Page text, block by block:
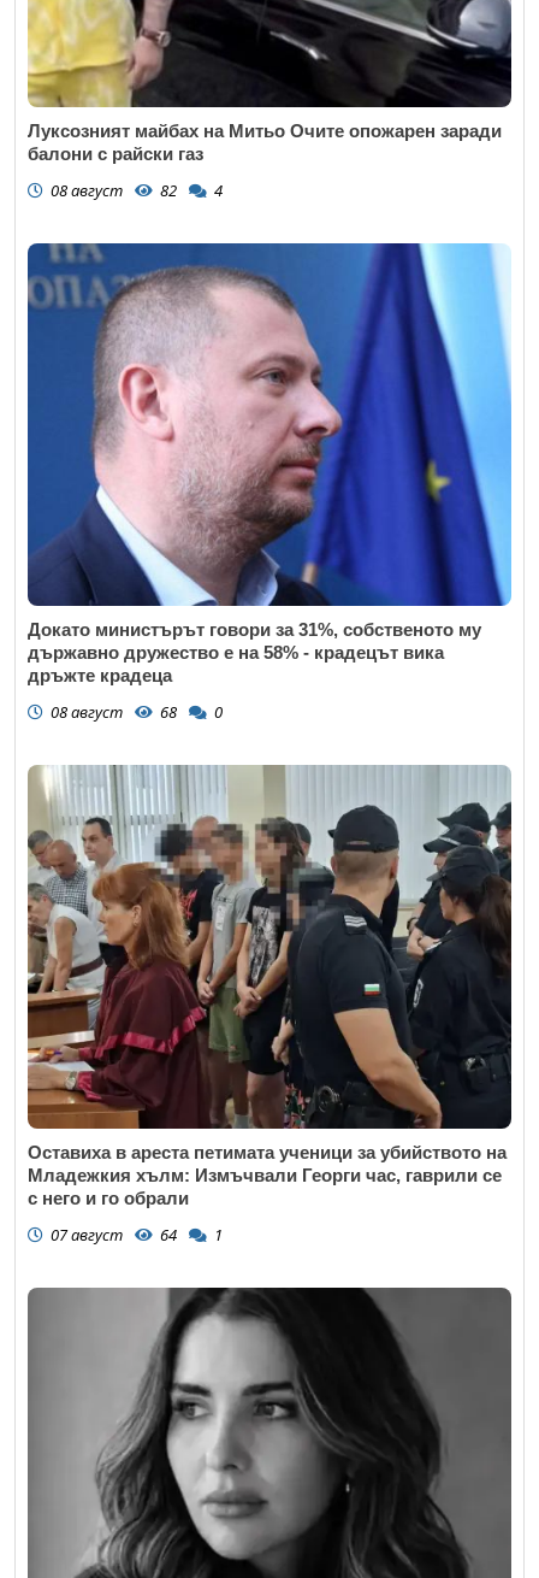
Луксозният майбах на Митьо Очите опожарен заради
балони с райски газ
08 август 82 4
Докато министърът говори за 31%, собственото му
държавно дружество е на 58% - крадецът вика
дръжте крадеца
08 август 68 0
Оставиха в ареста петимата ученици за убийството на
Младежкия хълм: Измъчвали Георги час, гаврили се
с него и го обрали
07 август 64 1